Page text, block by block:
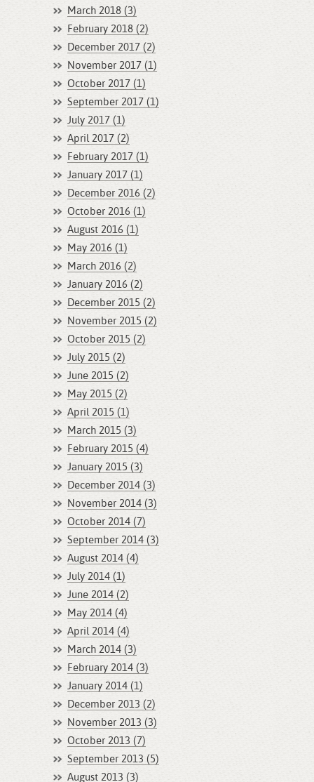
March 2018 (3)
February 2018 (2)
December 2017 (2)
November 2017 (1)
October 2017 (1)
September 2017 (1)
July 2017 (1)
April 2017 (2)
February 2017 (1)
January 2017 (1)
December 2016 (2)
October 2016 (1)
August 2016 (1)
May 2016 (1)
March 2016 (2)
January 2016 (2)
December 2015 (2)
November 2015 (2)
October 2015 (2)
July 2015 (2)
June 2015 (2)
May 2015 (2)
April 2015 (1)
March 2015 (3)
February 2015 (4)
January 2015 (3)
December 2014 (3)
November 2014 (3)
October 2014 (7)
September 2014 (3)
August 2014 (4)
July 2014 (1)
June 2014 (2)
May 2014 (4)
April 2014 (4)
March 2014 (3)
February 2014 (3)
January 2014 (1)
December 2013 (2)
November 2013 (3)
October 2013 (7)
September 2013 (5)
August 2013 (3)